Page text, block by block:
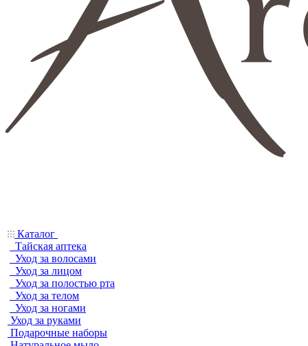
Каталог
Тайская аптека
Уход за волосами
Уход за лицом
Уход за полостью рта
Уход за телом
Уход за ногами
Уход за руками
Подарочные наборы